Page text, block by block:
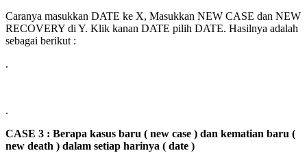
Caranya masukkan DATE ke X, Masukkan NEW CASE dan NEW
RECOVERY di Y. Klik kanan DATE pilih DATE. Hasilnya adalah
sebagai berikut :
.
.
CASE 3 : Berapa kasus baru ( new case ) dan kematian baru (
new death ) dalam setiap harinya ( date )